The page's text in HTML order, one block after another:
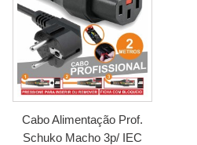
Cabo Alimentação Prof.
Schuko Macho 3p/ IEC